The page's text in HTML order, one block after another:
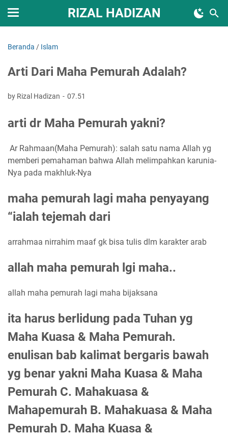
RIZAL HADIZAN
Beranda / Islam
Arti Dari Maha Pemurah Adalah?
by Rizal Hadizan 07.51
arti dr Maha Pemurah yakni?
Ar Rahmaan(Maha Pemurah): salah satu nama Allah yg
memberi pemahaman bahwa Allah melimpahkan karunia-
Nya pada makhluk-Nya
maha pemurah lagi maha penyayang
“ialah tejemah dari
arrahmaa nirrahim maaf gk bisa tulis dlm karakter arab
allah maha pemurah lgi maha..
allah maha pemurah lagi maha bijaksana
ita harus berlidung pada Tuhan yg
Maha Kuasa & Maha Pemurah.
enulisan bab kalimat bergaris bawah
yg benar yakni Maha Kuasa & Maha
Pemurah C. Mahakuasa &
Mahapemurah B. Mahakuasa & Maha
Pemurah D. Maha Kuasa &